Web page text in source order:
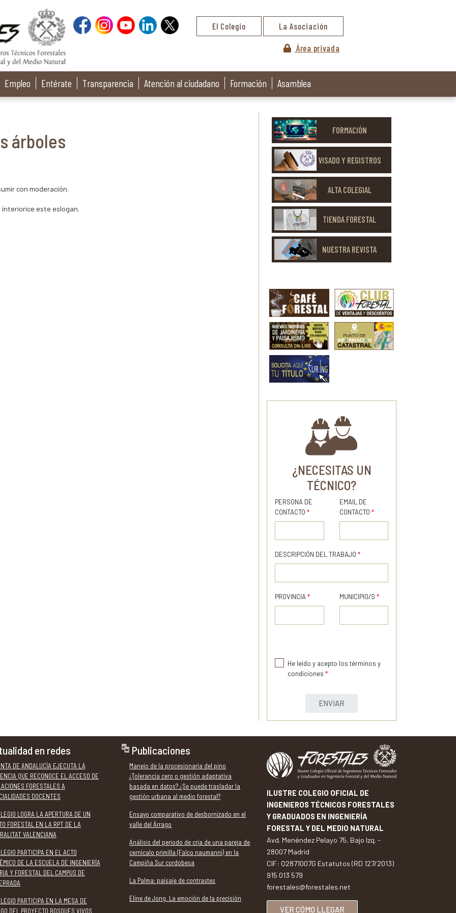
El Colegio La Asociación
Área privada
Empleo Entérate Transparencia Atención al ciudadano Formación Asamblea
árboles
con moderación.
interiorice este eslogan.
FORMACIÓN
VISADO Y REGISTROS
ALTA COLEGIAL
TIENDA FORESTAL
NUESTRA REVISTA
¿NECESITAS UN
TÉCNICO?
PERSONA DE
CONTACTO *
EMAIL DE
CONTACTO *
DESCRIPCIÓN DEL TRABAJO *
PROVINCIA * MUNICIPIO/S *
He leído y acepto los términos y
condiciones *
ENVIAR
en redes
DE ANDALUCÍA EJECUTA LA
QUE RECONOCE EL ACCESO DE
FORESTALES A
DOCENTES
LOGRA LA APERTURA DE UN
FORESTAL EN LA RPT DE LA
VALENCIANA
PARTICIPA EN EL ACTO
DE LA ESCUELA DE INGENIERÍA
Y FORESTAL DEL CAMPUS DE
PARTICIPA EN LA MESA DE
DEL PROYECTO BOSQUES VIVOS
Publicaciones
Manejo de la procesionaria del pino
¿Tolerancia cero o gestión adaptativa
basada en datos? ¿Se puede trasladar la
gestión urbana al medio forestal?
Ensayo comparativo de desbornizado en el
valle del Árrago
Análisis del periodo de cría de una pareja de
cernícalo primilla (Falco naumanni) en la
Campiña Sur cordobesa
La Palma: paisaje de contrastes
Eline de Jong. La emoción de la precisión
ILUSTRE COLEGIO OFICIAL DE
INGENIEROS TÉCNICOS FORESTALES
Y GRADUADOS EN INGENIERÍA
FORESTAL Y DEL MEDIO NATURAL
Avd. Menéndez Pelayo 75, Bajo Izq. -
28007 Madrid
CIF: Q2871007G Estatutos (RD 127/2013)
915 013 579
forestales@forestales.net
VER CÓMO LLEGAR